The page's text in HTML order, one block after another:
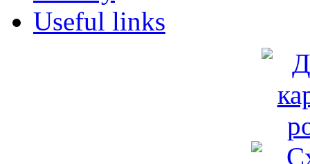
Useful links